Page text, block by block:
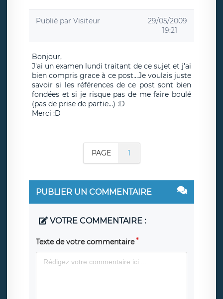
Publié par Visiteur
29/05/2009
19:21
Bonjour,
J'ai un examen lundi traitant de ce sujet et j'ai
bien compris grace à ce post...Je voulais juste
savoir si les références de ce post sont bien
fondées et si je risque pas de me faire boulé
(pas de prise de partie...) :D
Merci :D
PAGE 1
PUBLIER UN COMMENTAIRE
VOTRE COMMENTAIRE :
Texte de votre commentaire